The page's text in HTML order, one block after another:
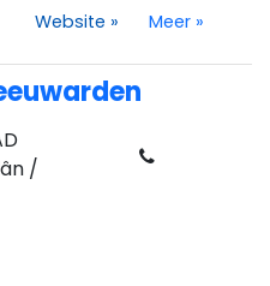
Website » Meer »
/